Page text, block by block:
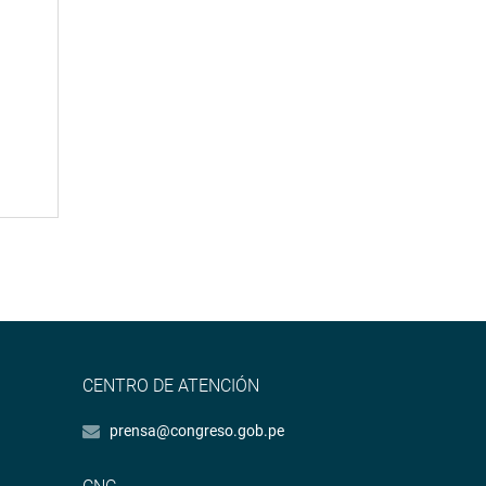
CENTRO DE ATENCIÓN
prensa@congreso.gob.pe